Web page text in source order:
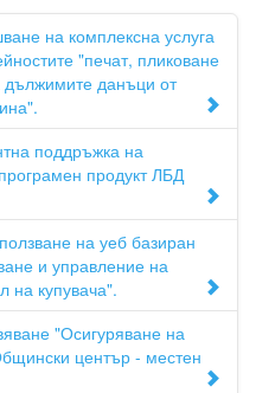
на комплексна услуга
"печат, пликоване
дължимите данъци от
поддръжка на
продукт ЛБД
на уеб базиран
и управление на
на купувача".
"Осигуряване на
център - местен